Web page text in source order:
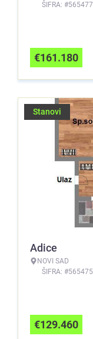
ŠIFRA: #565477
€161.180
Stanovi
Adice
NOVI SAD
ŠIFRA: #565475
€129.460